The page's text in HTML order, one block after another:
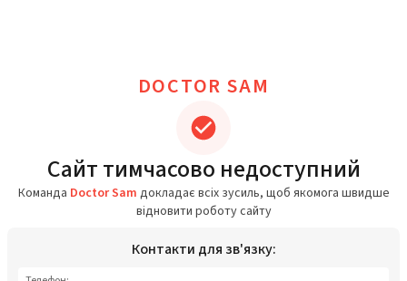
DOCTOR SAM
Сайт тимчасово недоступний
Команда Doctor Sam докладає всіх зусиль, щоб якомога швидше
відновити роботу сайту
Контакти для зв'язку: